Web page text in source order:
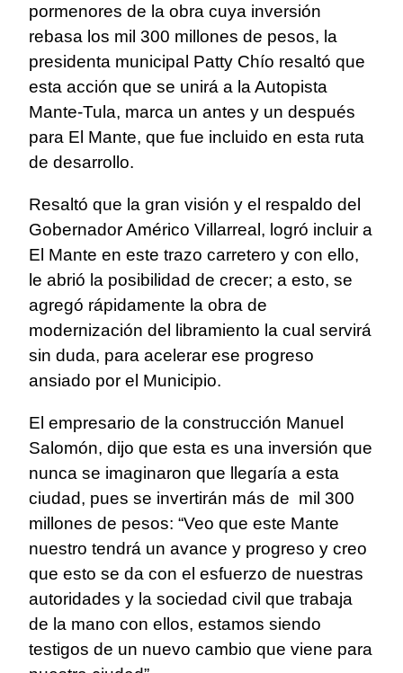
pormenores de la obra cuya inversión
rebasa los mil 300 millones de pesos, la
presidenta municipal Patty Chío resaltó que
esta acción que se unirá a la Autopista
Mante-Tula, marca un antes y un después
para El Mante, que fue incluido en esta ruta
de desarrollo.
Resaltó que la gran visión y el respaldo del
Gobernador Américo Villarreal, logró incluir a
El Mante en este trazo carretero y con ello,
le abrió la posibilidad de crecer; a esto, se
agregó rápidamente la obra de
modernización del libramiento la cual servirá
sin duda, para acelerar ese progreso
ansiado por el Municipio.
El empresario de la construcción Manuel
Salomón, dijo que esta es una inversión que
nunca se imaginaron que llegaría a esta
ciudad, pues se invertirán más de mil 300
millones de pesos: “Veo que este Mante
nuestro tendrá un avance y progreso y creo
que esto se da con el esfuerzo de nuestras
autoridades y la sociedad civil que trabaja
de la mano con ellos, estamos siendo
testigos de un nuevo cambio que viene para